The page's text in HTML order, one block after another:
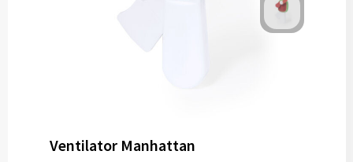
Ventilator Manhattan